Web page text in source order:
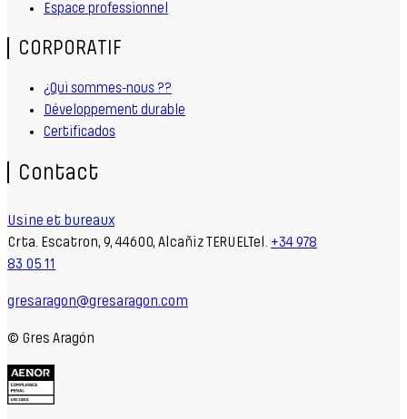
Espace professionnel
CORPORATIF
¿Qui sommes-nous ??
Développement durable
Certificados
Contact
Usine et bureaux
Crta. Escatron, 9, 44600, Alcañiz TERUELTel. +34 978
83 05 11
gresaragon@gresaragon.com
© Gres Aragón